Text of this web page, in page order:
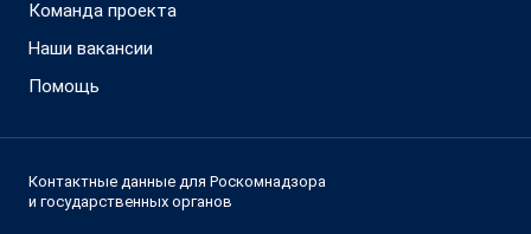
Команда проекта
Наши вакансии
Помощь
Контактные данные для Роскомнадзора
и государственных органов